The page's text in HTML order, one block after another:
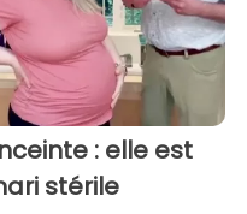
: elle est
stérile